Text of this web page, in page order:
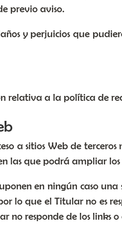
previo aviso.
y perjuicios que
relativa a la política de
a sitios Web de
las que podrá ampliar los
en ningún caso
lo que el Titular no es
no responde de los links